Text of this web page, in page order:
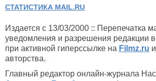
СТАТИСТИКА MAIL.RU
Издается с 13/03/2000 :: Перепечатка
уведомления и разрешения редакции
при активной гиперссылке на Filmz.ru
авторства.
Главный редактор онлайн-журнала